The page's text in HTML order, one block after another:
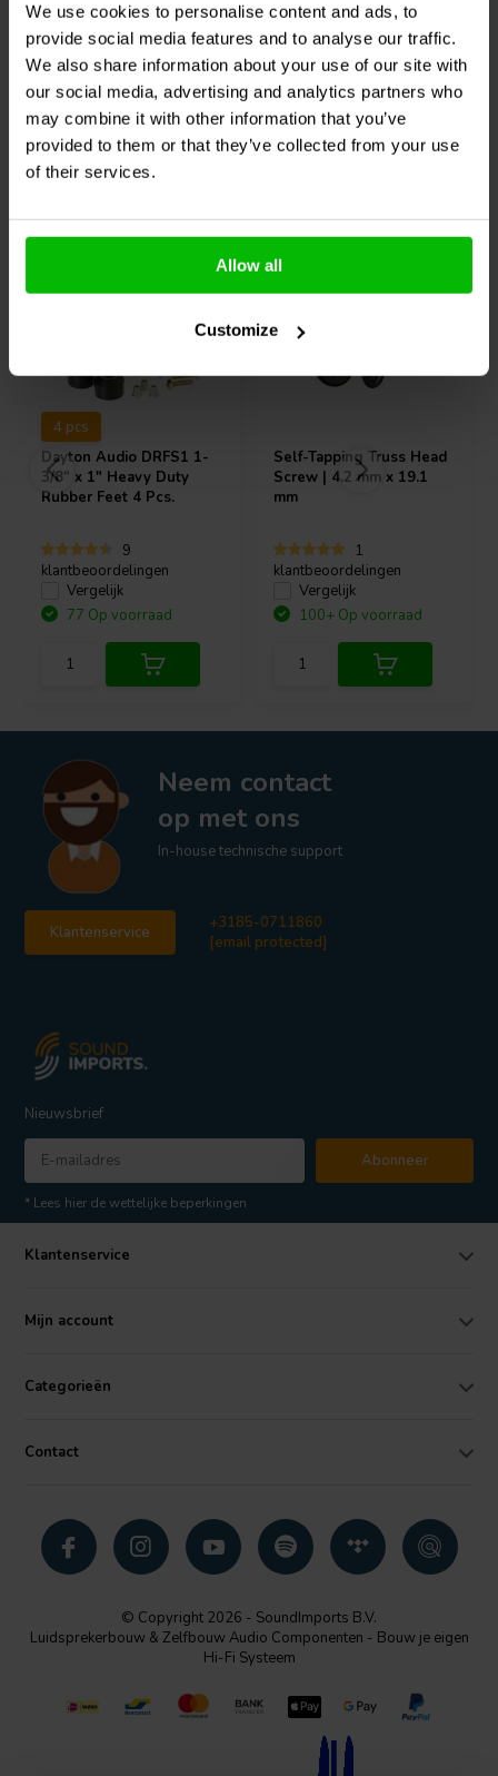
We use cookies to personalise content and ads, to
provide social media features and to analyse our traffic.
We also share information about your use of our site with
our social media, advertising and analytics partners who
may combine it with other information that you’ve
provided to them or that they’ve collected from your use
of their services.
Allow all
Customize
7
klantbeoordelingen
Vergelijk
23 Op voorraad
1
klantbeoordelingen
Vergelijk
1 Op voorraad
Vaak samen gekocht
4 pcs
Dayton Audio DRFS1 1-
3/8" x 1" Heavy Duty
Rubber Feet 4 Pcs.
9
klantbeoordelingen
Vergelijk
77 Op voorraad
Self-Tapping Truss Head
Screw | 4.2 mm x 19.1
mm
1
klantbeoordelingen
Vergelijk
100+ Op voorraad
Neem contact
op met ons
In-house technische support
Klantenservice
+3185-0711860
[email protected]
Nieuwsbrief
Abonneer
* Lees hier de wettelijke beperkingen
Klantenservice
Mijn account
Categorieën
Contact
© Copyright 2026 - SoundImports B.V.
Luidsprekerbouw & Zelfbouw Audio Componenten - Bouw je eigen
Hi-Fi Systeem